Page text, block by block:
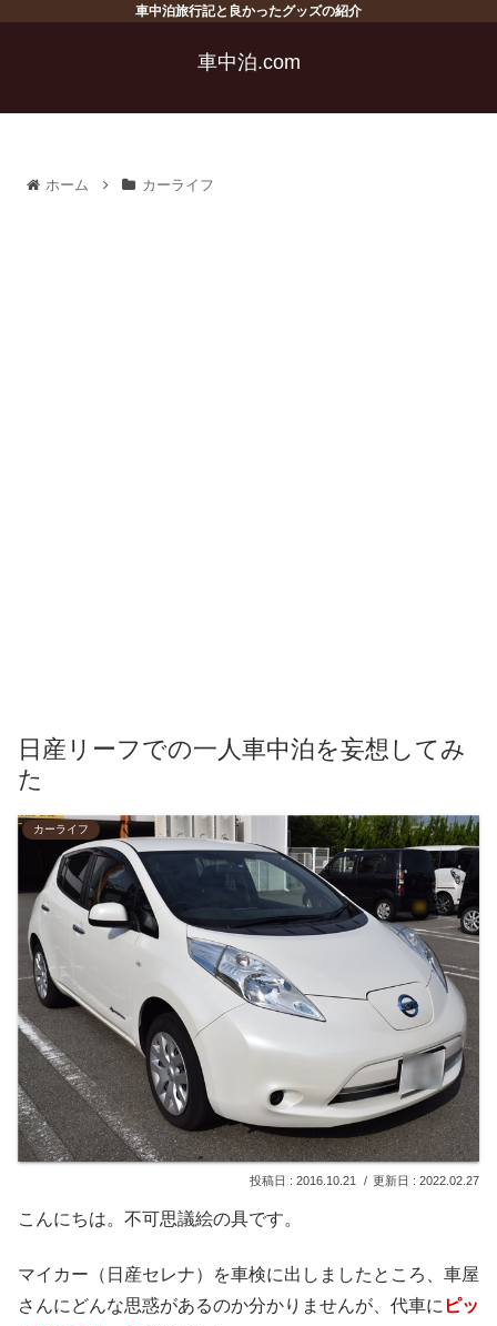
車中泊.com
車中泊旅行記と良かったグッズの紹介
ホーム カーライフ
日産リーフでの一人車中泊を妄想してみ
た
カーライフ
2016.10.21 2022.02.27
こんにちは。不可思議絵の具です。
マイカー（日産セレナ）を車検に出しましたところ、車屋
さんにどんな思惑があるのか分かりませんが、代車に ピッ